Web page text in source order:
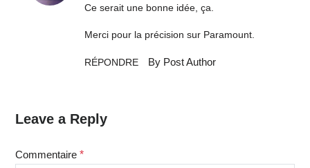
Ce serait une bonne idée, ça.
Merci pour la précision sur Paramount.
RÉPONDRE By Post Author
Leave a Reply
Commentaire *